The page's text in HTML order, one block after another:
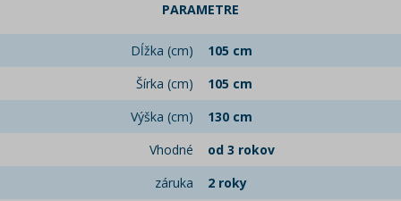
PARAMETRE
Dĺžka (cm)
105 cm
Šírka (cm)
105 cm
Výška (cm)
130 cm
Vhodné
od 3 rokov
záruka
2 roky